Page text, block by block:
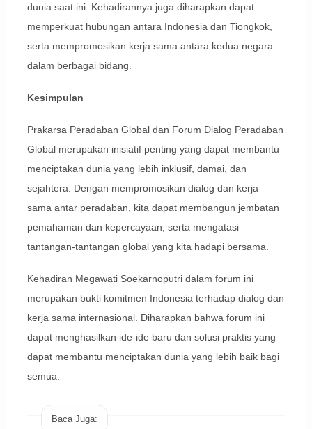
dunia saat ini. Kehadirannya juga diharapkan dapat
memperkuat hubungan antara Indonesia dan Tiongkok,
serta mempromosikan kerja sama antara kedua negara
dalam berbagai bidang.
Kesimpulan
Prakarsa Peradaban Global dan Forum Dialog Peradaban
Global merupakan inisiatif penting yang dapat membantu
menciptakan dunia yang lebih inklusif, damai, dan
sejahtera. Dengan mempromosikan dialog dan kerja
sama antar peradaban, kita dapat membangun jembatan
pemahaman dan kepercayaan, serta mengatasi
tantangan-tantangan global yang kita hadapi bersama.
Kehadiran Megawati Soekarnoputri dalam forum ini
merupakan bukti komitmen Indonesia terhadap dialog dan
kerja sama internasional. Diharapkan bahwa forum ini
dapat menghasilkan ide-ide baru dan solusi praktis yang
dapat membantu menciptakan dunia yang lebih baik bagi
semua.
Baca Juga: